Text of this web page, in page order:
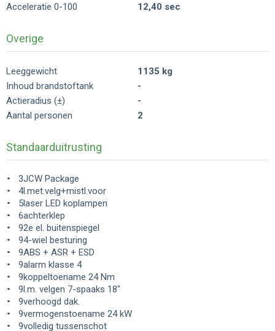
Acceleratie 0-100
12,40 sec
Overige
Leeggewicht
1135 kg
Inhoud brandstoftank
-
Actieradius (±)
-
Aantal personen
2
Standaarduitrusting
3JCW Package
4l.met.velg+mistl.voor
5laser LED koplampen
6achterklep
92e el. buitenspiegel
94-wiel besturing
9ABS + ASR + ESD
9alarm klasse 4
9koppeltoename 24 Nm
9l.m. velgen 7-spaaks 18"
9verhoogd dak.
9vermogenstoename 24 kW
9volledig tussenschot